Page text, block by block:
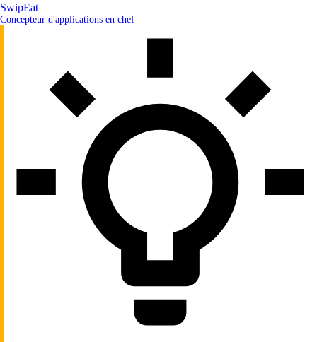
SwipEat
Concepteur d'applications en chef